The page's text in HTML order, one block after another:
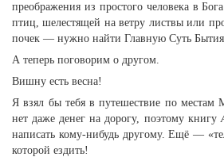
преображения из простого человека в
птиц, шелестящей на ветру листвы или
почек — нужно найти Главную Суть
А теперь поговорим о другом.
Вишну есть весна!
Я взял бы тебя в путешествие по местам
нет даже денег на дорогу, поэтому книгу
написать кому-нибудь другому. Ещё —
которой ездить!